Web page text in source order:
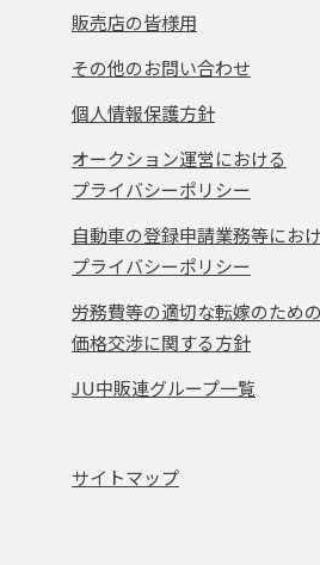
販売店の皆様用
その他のお問い合わせ
個人情報保護方針
オークション運営における
プライバシーポリシー
自動車の登録申請業務等にお
プライバシーポリシー
労務費等の適切な転嫁のための
価格交渉に関する方針
JU中販連グループ一覧
サイトマップ